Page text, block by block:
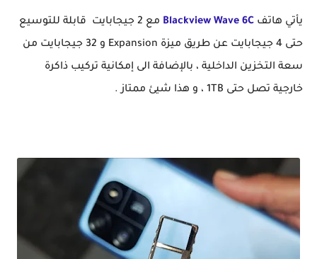
يأتي هاتف Blackview Wave 6C
مع 2 جيجابايت قابلة للتوسيع
حتى 4 جيجابايت عن طريق ميزة Expansion و 32 جيجابايت من
سعة التخزين الداخلية ، بالإضافة الى إمكانية تركيب ذاكرة
خارجية تصل حتى 1TB ، و هذا شيئ ممتاز .